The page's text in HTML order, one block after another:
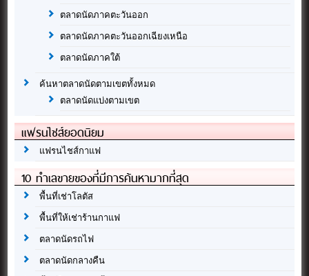
ตลาดนัดภาคตะวันออก
ตลาดนัดภาคตะวันออกเฉียงเหนือ
ตลาดนัดภาคใต้
ค้นหาตลาดนัดตามเขตทั้งหมด
ตลาดนัดแบ่งตามเขต
แฟรนไชส์ยอดนิยม
แฟรนไชส์กาแฟ
10 ทำเลขายของที่มีการค้นหามากที่สุด
พื้นที่เช่าโลตัส
พื้นที่ให้เช่าร้านกาแฟ
ตลาดนัดรถไฟ
ตลาดนัดกลางคืน